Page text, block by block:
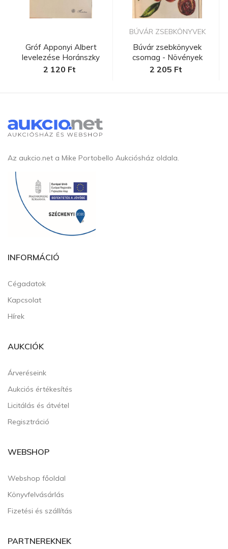
Gróf Apponyi Albert
levelezése Horánszky
Nándorra...
2 120 Ft
BÚVÁR ZSEBKÖNYVEK
Búvár zsebkönyvek
csomag - Növények
2 205 Ft
Az aukcio.net a Mike Portobello Aukciósház oldala.
INFORMÁCIÓ
Cégadatok
Kapcsolat
Hírek
AUKCIÓK
Árveréseink
Aukciós értékesítés
Licitálás és átvétel
Regisztráció
WEBSHOP
Webshop főoldal
Könyvfelvásárlás
Fizetési és szállítás
PARTNEREKNEK